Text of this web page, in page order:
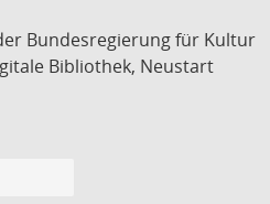
Bundesregierung für Kultur
Bibliothek, Neustart